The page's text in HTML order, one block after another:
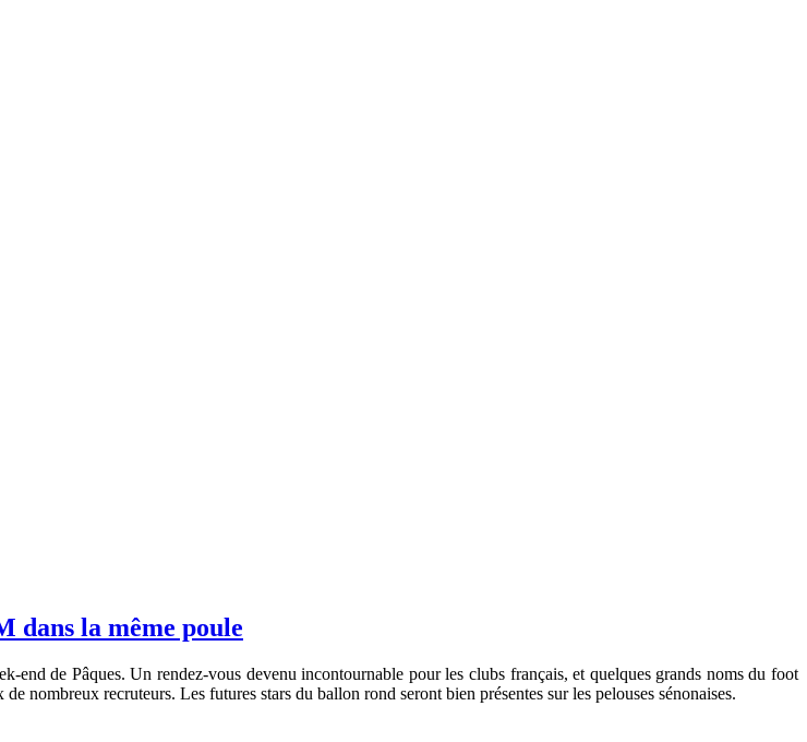
dans la même poule
de Pâques. Un rendez-vous devenu incontournable pour les clubs français, et quelques grands noms du foot
nombreux recruteurs. Les futures stars du ballon rond seront bien présentes sur les pelouses sénonaises.